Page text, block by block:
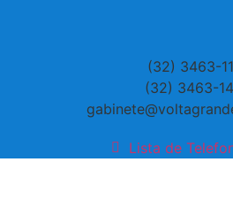
(32) 3463-
(32) 3463-
Lista de